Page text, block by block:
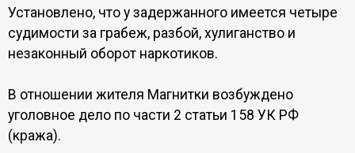
Установлено, что у задержанного имеется четыре
судимости за грабеж, разбой, хулиганство и
незаконный оборот наркотиков.
В отношении жителя Магнитки возбуждено
уголовное дело по части 2 статьи 158 УК РФ
(кража).